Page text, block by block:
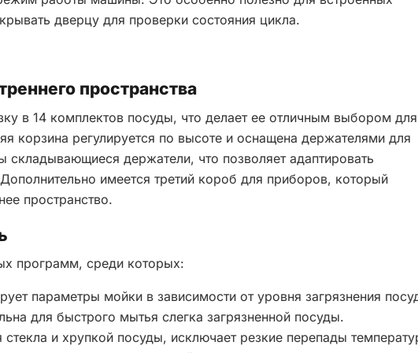
дверцу для проверки состояния цикла.
пространства
в 14 комплектов посуды, что делает ее отличным выбором для
корзина регулируется по высоте и оснащена держателями для
держатели, что позволяет адаптировать
имеется третий короб для приборов, который
пространство.
программ, среди которых:
параметры мойки в зависимости от уровня загрязнения
для быстрого мытья слегка загрязненной посуды.
и хрупкой посуды, исключает резкие перепады